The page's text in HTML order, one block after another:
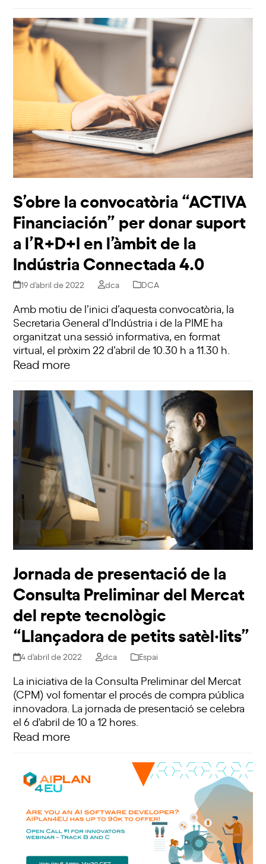
S’obre la convocatòria “ACTIVA
Financiación” per donar suport
a l’R+D+I en l’àmbit de la
Indústria Connectada 4.0
19 d'abril de 2022 dca DCA
Amb motiu de l’inici d’aquesta convocatòria, la
Secretaria General d’Indústria i de la PIME ha
organitzat una sessió informativa, en format
virtual, el pròxim 22 d’abril de 10.30 h a 11.30 h.
Read more
Jornada de presentació de la
Consulta Preliminar del Mercat
del repte tecnològic
“Llançadora de petits satèl·lits”
4 d'abril de 2022 dca Espai
La iniciativa de la Consulta Preliminar del Mercat
(CPM) vol fomentar el procés de compra pública
innovadora. La jornada de presentació se celebra
el 6 d'abril de 10 a 12 hores.
Read more